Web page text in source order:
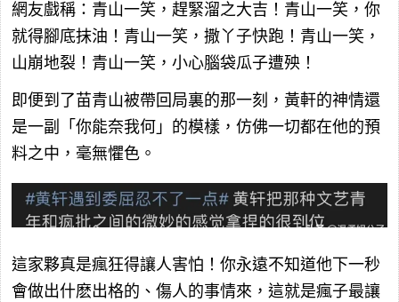
網友戲稱：青山一笑，趕緊溜之大吉！青山一笑，你
就得腳底抹油！青山一笑，撒丫子快跑！青山一笑，
山崩地裂！青山一笑，小心腦袋瓜子遭殃！
即便到了苗青山被帶回局裏的那一刻，黃軒的神情還
是一副「你能奈我何」的模樣，仿佛一切都在他的預
料之中，毫無懼色。
這家夥真是瘋狂得讓人害怕！你永遠不知道他下一秒
會做出什麽出格的、傷人的事情來，這就是瘋子最讓